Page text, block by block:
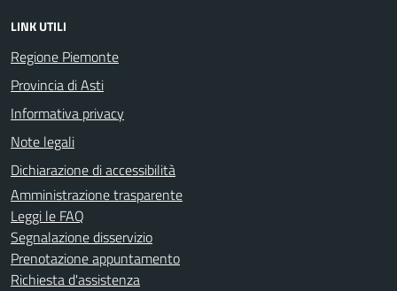
LINK UTILI
Regione Piemonte
Provincia di Asti
Informativa privacy
Note legali
Dichiarazione di accessibilità
Amministrazione trasparente
Leggi le FAQ
Segnalazione disservizio
Prenotazione appuntamento
Richiesta d'assistenza